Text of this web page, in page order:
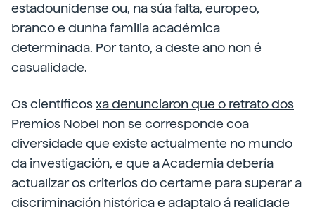
estadounidense ou, na súa falta, europeo,
branco e dunha familia académica
determinada. Por tanto, a deste ano non é
casualidade.
Os científicosxa denunciaron que o retrato dos
Premios Nobel non se corresponde coa
diversidade que existe actualmente no mundo
da investigación, e que a Academia debería
actualizar os criterios do certame para superar a
discriminación histórica e adaptalo á realidade